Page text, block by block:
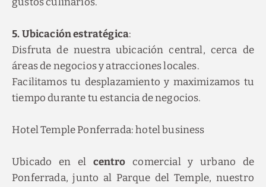
5. Ubicación estratégica:
Disfruta de nuestra ubicación central, cerca de
áreas de negocios y atracciones locales.
Facilitamos tu desplazamiento y maximizamos tu
tiempo durante tu estancia de negocios.
Hotel Temple Ponferrada: hotel business
Ubicado en el centro comercial y urbano de
Ponferrada, junto al Parque del Temple, nuestro